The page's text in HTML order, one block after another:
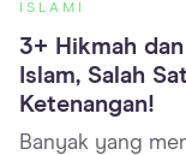
ISLAMI
3+ Hikmah
Islam, Salah
Ketenangan!
Banyak yang